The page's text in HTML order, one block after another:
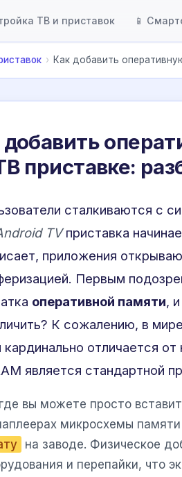
ТВ и приставок 📱
› Как добавить
приставке:
сталкиваются с
TVприставка
приложения
Первым
оперативной памяти,
К сожалению, в
кардинально отличается
является стандартной
вы можете просто
микросхемы памяти
на заводе. Физическое
и перепайки, что